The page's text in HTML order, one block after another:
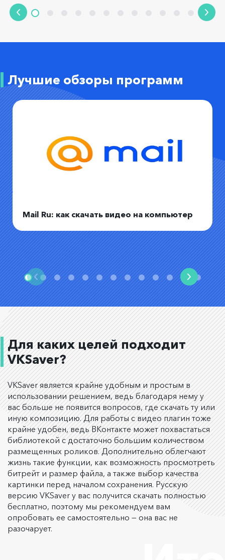
Лучшие обзоры программ
Mail Ru: как скачать видео на компьютер
Для каких целей подходит
VKSaver?
VKSaver является крайне удобным и простым в
использовании решением, ведь благодаря нему у
вас больше не появится вопросов, где скачать ту или
иную композицию. Для работы с видео плагин тоже
крайне удобен, ведь ВКонтакте может похвастаться
библиотекой с достаточно большим количеством
размещенных роликов. Дополнительно облегчают
жизнь такие функции, как возможность просмотреть
битрейт и размер файла, а также выбор качества
картинки перед началом сохранения. Русскую
версию VKSaver у вас получится скачать полностью
бесплатно, поэтому мы рекомендуем вам
опробовать ее самостоятельно — она вас не
разочарует.